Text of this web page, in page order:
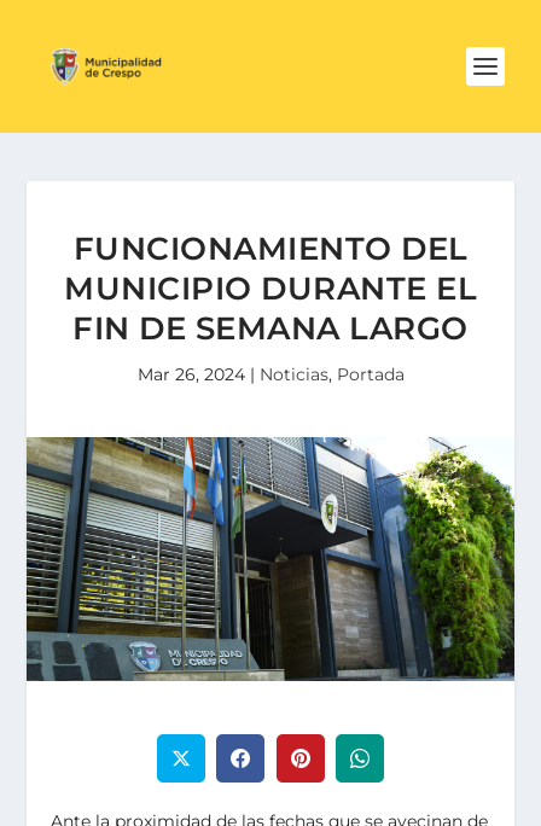
FUNCIONAMIENTO DEL
MUNICIPIO DURANTE EL
FIN DE SEMANA LARGO
Mar 26, 2024| Noticias, Portada
Ante la proximidad de las fechas que se avecinan de